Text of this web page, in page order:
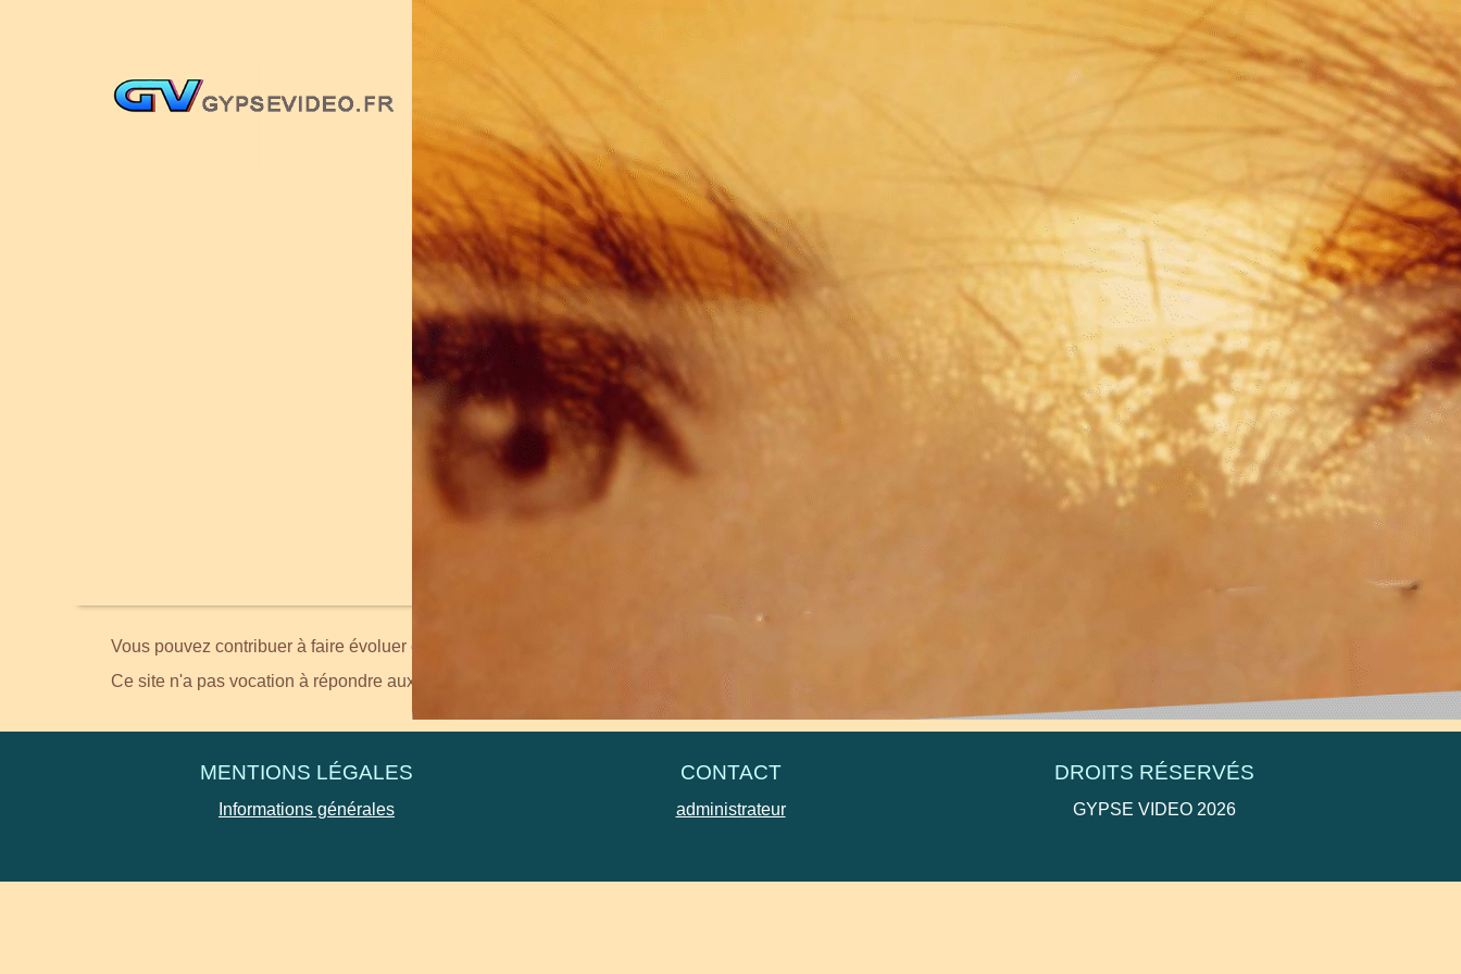
Vous pouvez contribuer à faire évoluer ce site en transmettant vos avis, vos attentes, vos suggestions à
Ce site n'a pas vocation à répondre aux demandes d'assistance technique.
MENTIONS LÉGALES
Informations générales
CONTACT
administrateur
DROITS RÉSERVÉS
GYPSE VIDEO 2026